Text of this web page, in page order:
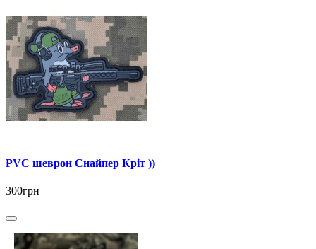
PVC шеврон Снайпер Кріт ))
300грн